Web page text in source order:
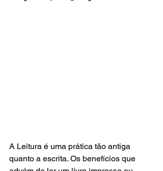
A Leitura é uma prática tão antiga
quanto a escrita. Os benefícios que